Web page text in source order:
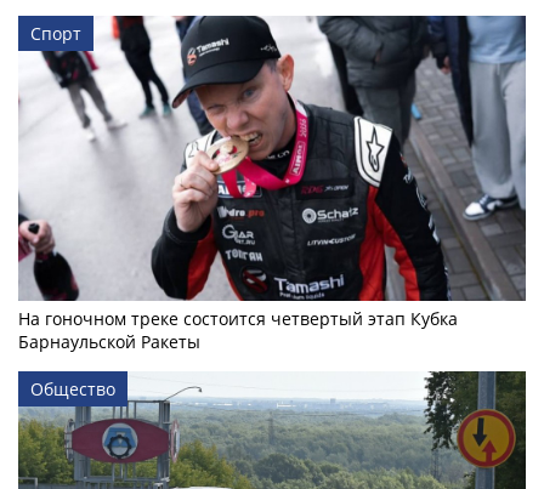
Спорт
На гоночном треке состоится четвертый этап Кубка
Барнаульской Ракеты
Общество